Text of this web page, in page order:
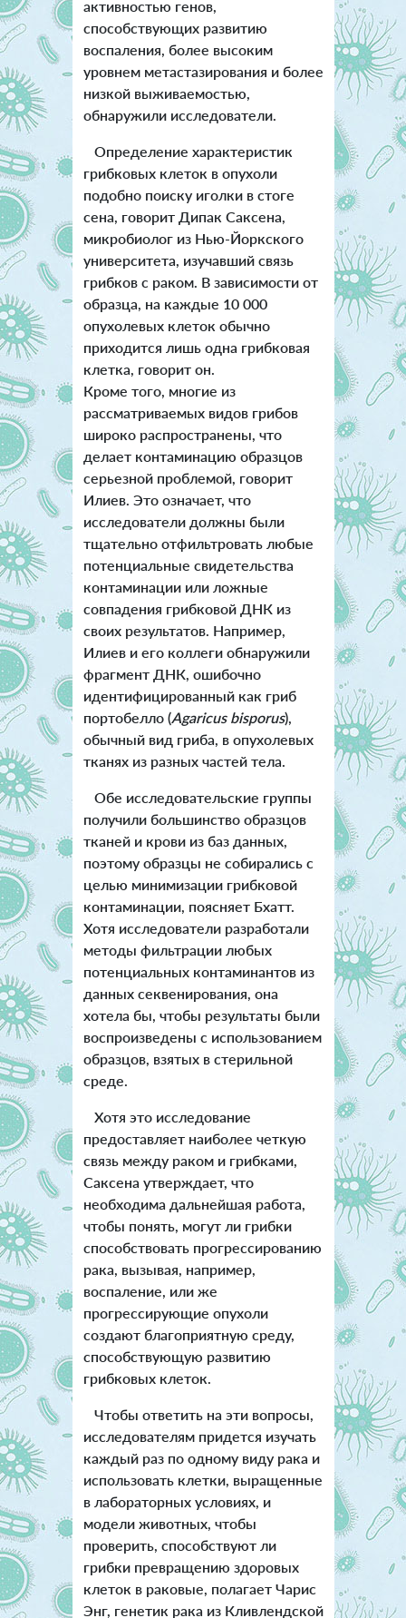
активностью генов,
способствующих развитию
воспаления, более высоким
уровнем метастазирования и более
низкой выживаемостью,
обнаружили исследователи.
Определение характеристик
грибковых клеток в опухоли
подобно поиску иголки в стоге
сена, говорит Дипак Саксена,
микробиолог из Нью-Йоркского
университета, изучавший связь
грибков с раком. В зависимости от
образца, на каждые 10 000
опухолевых клеток обычно
приходится лишь одна грибковая
клетка, говорит он.
Кроме того, многие из
рассматриваемых видов грибов
широко распространены, что
делает контаминацию образцов
серьезной проблемой, говорит
Илиев. Это означает, что
исследователи должны были
тщательно отфильтровать любые
потенциальные свидетельства
контаминации или ложные
совпадения грибковой ДНК из
своих результатов. Например,
Илиев и его коллеги обнаружили
фрагмент ДНК, ошибочно
идентифицированный как гриб
портобелло (Agaricus bisporus),
обычный вид гриба, в опухолевых
тканях из разных частей тела.
Обе исследовательские группы
получили большинство образцов
тканей и крови из баз данных,
поэтому образцы не собирались с
целью минимизации грибковой
контаминации, поясняет Бхатт.
Хотя исследователи разработали
методы фильтрации любых
потенциальных контаминантов из
данных секвенирования, она
хотела бы, чтобы результаты были
воспроизведены с использованием
образцов, взятых в стерильной
среде.
Хотя это исследование
предоставляет наиболее четкую
связь между раком и грибками,
Саксена утверждает, что
необходима дальнейшая работа,
чтобы понять, могут ли грибки
способствовать прогрессированию
рака, вызывая, например,
воспаление, или же
прогрессирующие опухоли
создают благоприятную среду,
способствующую развитию
грибковых клеток.
Чтобы ответить на эти вопросы,
исследователям придется изучать
каждый раз по одному виду рака и
использовать клетки, выращенные
в лабораторных условиях, и
модели животных, чтобы
проверить, способствуют ли
грибки превращению здоровых
клеток в раковые, полагает Чарис
Энг, генетик рака из Кливлендской